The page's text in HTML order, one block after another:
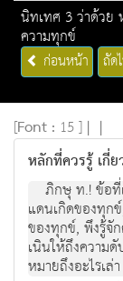
นิทเทศ 3 ว่าด้วย
ความทุกข์
ก่อนหน้า ถัด
[Font : 15 ] | |
หลักที่ควรรู้ เกี่
ภิกษุ ท.! ขอที่เ
แดนเกิดของทุกข
ของทุกข, พึงรู
เนินใหถึงความ
หมายถึงอะไรเล